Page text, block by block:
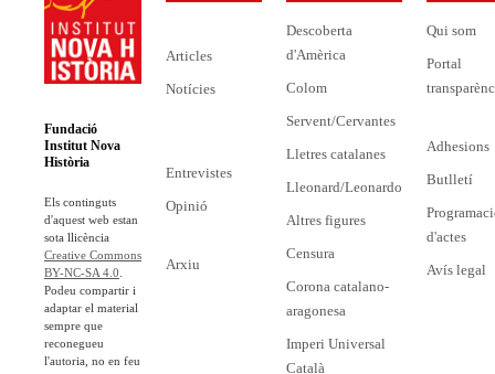
Fundació
Institut Nova
Història
Els continguts
d'aquest web estan
sota llicència
Creative Commons
BY-NC-SA 4.0
Podeu compartir i
adaptar el material
sempre que
reconegueu
l'autoria, no en feu
Articles
Notícies
Entrevistes
Opinió
Arxiu
Descoberta
d'Amèrica
Colom
Servent/Cervantes
Lletres catalanes
Lleonard/Leonardo
Altres figures
Censura
Corona catalano-
aragonesa
Imperi Universal
Català
Qui som
Portal
Adhesions
Butlletí
d'actes
Avís legal